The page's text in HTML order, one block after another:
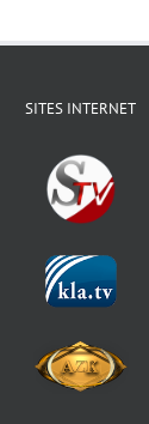
SITES INTERNET